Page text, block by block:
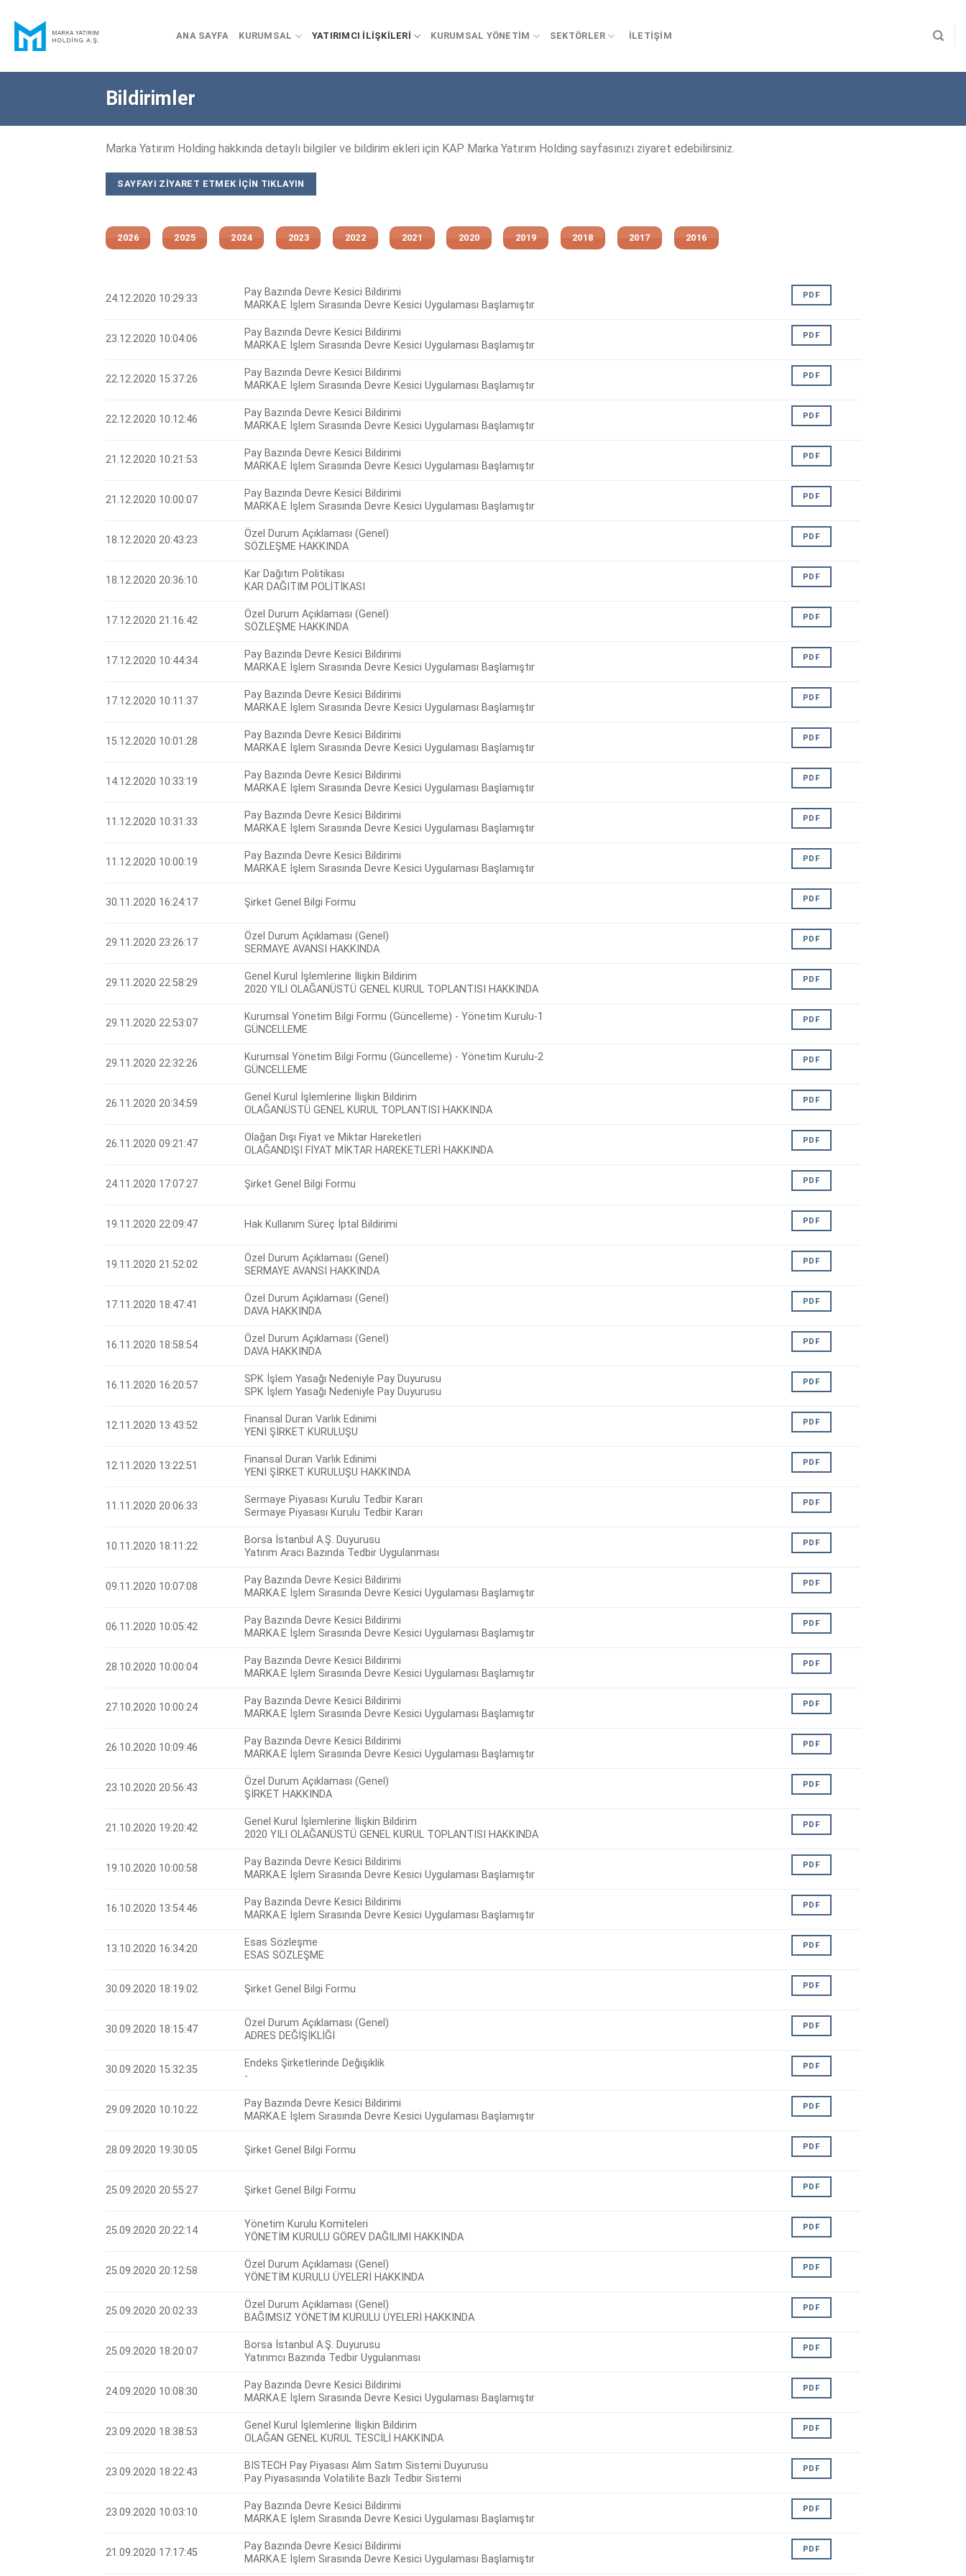
content
ANA SAYFA KURUMSAL YATIRIMCI İLIŞKILERI KURUMSAL YÖNETIM SEKTÖRLER İLETIŞIM
Bildirimler
Marka Yatırım Holding hakkında detaylı bilgiler ve bildirim ekleri için KAP Marka Yatırım Holding sayfasınızı ziyaret edebilirsiniz.
SAYFAYI ZIYARET ETMEK IÇIN TIKLAYIN
2026 2025 2024 2023 2022 2021 2020 2019 2018 2017 2016
24.12.2020 10:29:33
Pay Bazında Devre Kesici Bildirimi
MARKA.E İşlem Sırasında Devre Kesici Uygulaması Başlamıştır
PDF
23.12.2020 10:04:06
Pay Bazında Devre Kesici Bildirimi
MARKA.E İşlem Sırasında Devre Kesici Uygulaması Başlamıştır
PDF
22.12.2020 15:37:26
Pay Bazında Devre Kesici Bildirimi
MARKA.E İşlem Sırasında Devre Kesici Uygulaması Başlamıştır
PDF
22.12.2020 10:12:46
Pay Bazında Devre Kesici Bildirimi
MARKA.E İşlem Sırasında Devre Kesici Uygulaması Başlamıştır
PDF
21.12.2020 10:21:53
Pay Bazında Devre Kesici Bildirimi
MARKA.E İşlem Sırasında Devre Kesici Uygulaması Başlamıştır
PDF
21.12.2020 10:00:07
Pay Bazında Devre Kesici Bildirimi
MARKA.E İşlem Sırasında Devre Kesici Uygulaması Başlamıştır
PDF
18.12.2020 20:43:23
Özel Durum Açıklaması (Genel)
SÖZLEŞME HAKKINDA
PDF
18.12.2020 20:36:10
Kar Dağıtım Politikası
KAR DAĞITIM POLİTİKASI
PDF
17.12.2020 21:16:42
Özel Durum Açıklaması (Genel)
SÖZLEŞME HAKKINDA
PDF
17.12.2020 10:44:34
Pay Bazında Devre Kesici Bildirimi
MARKA.E İşlem Sırasında Devre Kesici Uygulaması Başlamıştır
PDF
17.12.2020 10:11:37
Pay Bazında Devre Kesici Bildirimi
MARKA.E İşlem Sırasında Devre Kesici Uygulaması Başlamıştır
PDF
15.12.2020 10:01:28
Pay Bazında Devre Kesici Bildirimi
MARKA.E İşlem Sırasında Devre Kesici Uygulaması Başlamıştır
PDF
14.12.2020 10:33:19
Pay Bazında Devre Kesici Bildirimi
MARKA.E İşlem Sırasında Devre Kesici Uygulaması Başlamıştır
PDF
11.12.2020 10:31:33
Pay Bazında Devre Kesici Bildirimi
MARKA.E İşlem Sırasında Devre Kesici Uygulaması Başlamıştır
PDF
11.12.2020 10:00:19
Pay Bazında Devre Kesici Bildirimi
MARKA.E İşlem Sırasında Devre Kesici Uygulaması Başlamıştır
PDF
30.11.2020 16:24:17 Şirket Genel Bilgi Formu PDF
29.11.2020 23:26:17
Özel Durum Açıklaması (Genel)
SERMAYE AVANSI HAKKINDA
PDF
29.11.2020 22:58:29
Genel Kurul İşlemlerine İlişkin Bildirim
2020 YILI OLAĞANÜSTÜ GENEL KURUL TOPLANTISI HAKKINDA
PDF
29.11.2020 22:53:07
Kurumsal Yönetim Bilgi Formu (Güncelleme) - Yönetim Kurulu-1
GÜNCELLEME
PDF
29.11.2020 22:32:26
Kurumsal Yönetim Bilgi Formu (Güncelleme) - Yönetim Kurulu-2
GÜNCELLEME
PDF
26.11.2020 20:34:59
Genel Kurul İşlemlerine İlişkin Bildirim
OLAĞANÜSTÜ GENEL KURUL TOPLANTISI HAKKINDA
PDF
26.11.2020 09:21:47
Olağan Dışı Fiyat ve Miktar Hareketleri
OLAĞANDIŞI FİYAT MİKTAR HAREKETLERİ HAKKINDA
PDF
24.11.2020 17:07:27 Şirket Genel Bilgi Formu PDF
19.11.2020 22:09:47 Hak Kullanım Süreç İptal Bildirimi PDF
19.11.2020 21:52:02
Özel Durum Açıklaması (Genel)
SERMAYE AVANSI HAKKINDA
PDF
17.11.2020 18:47:41
Özel Durum Açıklaması (Genel)
DAVA HAKKINDA
PDF
16.11.2020 18:58:54
Özel Durum Açıklaması (Genel)
DAVA HAKKINDA
PDF
16.11.2020 16:20:57
SPK İşlem Yasağı Nedeniyle Pay Duyurusu
SPK İşlem Yasağı Nedeniyle Pay Duyurusu
PDF
12.11.2020 13:43:52
Finansal Duran Varlık Edinimi
YENİ ŞİRKET KURULUŞU
PDF
12.11.2020 13:22:51
Finansal Duran Varlık Edinimi
YENİ ŞİRKET KURULUŞU HAKKINDA
PDF
11.11.2020 20:06:33
Sermaye Piyasası Kurulu Tedbir Kararı
Sermaye Piyasası Kurulu Tedbir Kararı
PDF
10.11.2020 18:11:22
Borsa İstanbul A.Ş. Duyurusu
Yatırım Aracı Bazında Tedbir Uygulanması
PDF
09.11.2020 10:07:08
Pay Bazında Devre Kesici Bildirimi
MARKA.E İşlem Sırasında Devre Kesici Uygulaması Başlamıştır
PDF
06.11.2020 10:05:42
Pay Bazında Devre Kesici Bildirimi
MARKA.E İşlem Sırasında Devre Kesici Uygulaması Başlamıştır
PDF
28.10.2020 10:00:04
Pay Bazında Devre Kesici Bildirimi
MARKA.E İşlem Sırasında Devre Kesici Uygulaması Başlamıştır
PDF
27.10.2020 10:00:24
Pay Bazında Devre Kesici Bildirimi
MARKA.E İşlem Sırasında Devre Kesici Uygulaması Başlamıştır
PDF
26.10.2020 10:09:46
Pay Bazında Devre Kesici Bildirimi
MARKA.E İşlem Sırasında Devre Kesici Uygulaması Başlamıştır
PDF
23.10.2020 20:56:43
Özel Durum Açıklaması (Genel)
ŞİRKET HAKKINDA
PDF
21.10.2020 19:20:42
Genel Kurul İşlemlerine İlişkin Bildirim
2020 YILI OLAĞANÜSTÜ GENEL KURUL TOPLANTISI HAKKINDA
PDF
19.10.2020 10:00:58
Pay Bazında Devre Kesici Bildirimi
MARKA.E İşlem Sırasında Devre Kesici Uygulaması Başlamıştır
PDF
16.10.2020 13:54:46
Pay Bazında Devre Kesici Bildirimi
MARKA.E İşlem Sırasında Devre Kesici Uygulaması Başlamıştır
PDF
13.10.2020 16:34:20
Esas Sözleşme
ESAS SÖZLEŞME
PDF
30.09.2020 18:19:02 Şirket Genel Bilgi Formu PDF
30.09.2020 18:15:47
Özel Durum Açıklaması (Genel)
ADRES DEĞİŞİKLİĞİ
PDF
30.09.2020 15:32:35
Endeks Şirketlerinde Değişiklik
-
PDF
29.09.2020 10:10:22
Pay Bazında Devre Kesici Bildirimi
MARKA.E İşlem Sırasında Devre Kesici Uygulaması Başlamıştır
PDF
28.09.2020 19:30:05 Şirket Genel Bilgi Formu PDF
25.09.2020 20:55:27 Şirket Genel Bilgi Formu PDF
25.09.2020 20:22:14
Yönetim Kurulu Komiteleri
YÖNETİM KURULU GÖREV DAĞILIMI HAKKINDA
PDF
25.09.2020 20:12:58
Özel Durum Açıklaması (Genel)
YÖNETİM KURULU ÜYELERİ HAKKINDA
PDF
25.09.2020 20:02:33
Özel Durum Açıklaması (Genel)
BAĞIMSIZ YÖNETİM KURULU ÜYELERİ HAKKINDA
PDF
25.09.2020 18:20:07
Borsa İstanbul A.Ş. Duyurusu
Yatırımcı Bazında Tedbir Uygulanması
PDF
24.09.2020 10:08:30
Pay Bazında Devre Kesici Bildirimi
MARKA.E İşlem Sırasında Devre Kesici Uygulaması Başlamıştır
PDF
23.09.2020 18:38:53
Genel Kurul İşlemlerine İlişkin Bildirim
OLAĞAN GENEL KURUL TESCİLİ HAKKINDA
PDF
23.09.2020 18:22:43
BISTECH Pay Piyasası Alım Satım Sistemi Duyurusu
Pay Piyasasında Volatilite Bazlı Tedbir Sistemi
PDF
23.09.2020 10:03:10
Pay Bazında Devre Kesici Bildirimi
MARKA.E İşlem Sırasında Devre Kesici Uygulaması Başlamıştır
PDF
21.09.2020 17:17:45
Pay Bazında Devre Kesici Bildirimi
MARKA.E İşlem Sırasında Devre Kesici Uygulaması Başlamıştır
PDF